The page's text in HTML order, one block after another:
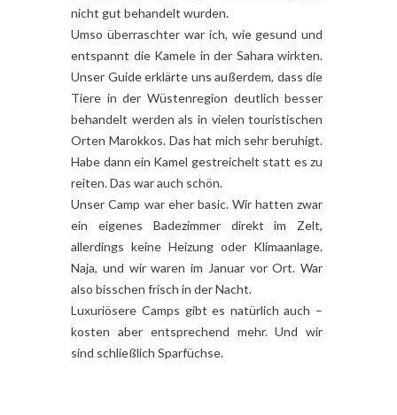
nicht gut behandelt wurden.
Umso überraschter war ich, wie gesund und
entspannt die Kamele in der Sahara wirkten.
Unser Guide erklärte uns außerdem, dass die
Tiere in der Wüstenregion deutlich besser
behandelt werden als in vielen touristischen
Orten Marokkos. Das hat mich sehr beruhigt.
Habe dann ein Kamel gestreichelt statt es zu
reiten. Das war auch schön.
Unser Camp war eher basic. Wir hatten zwar
ein eigenes Badezimmer direkt im Zelt,
allerdings keine Heizung oder Klimaanlage.
Naja, und wir waren im Januar vor Ort. War
also bisschen frisch in der Nacht.
Luxuriösere Camps gibt es natürlich auch –
kosten aber entsprechend mehr. Und wir
sind schließlich Sparfüchse.